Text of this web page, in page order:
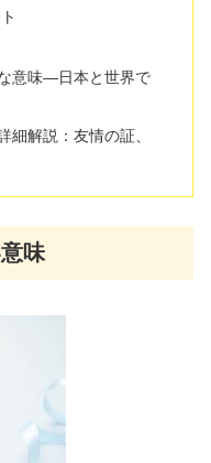
意味—日本と世界で
細解説：友情の証、
味